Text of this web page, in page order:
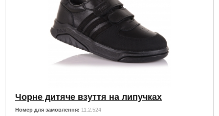
Чорне дитяче взуття на липучках
Номер для замовлення: 11.2.524